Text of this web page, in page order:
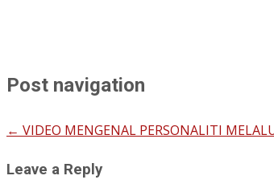
Post navigation
← VIDEO MENGENAL PERSONALITI
Leave a Reply